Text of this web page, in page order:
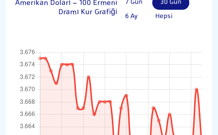
Amerikan Doları - 100 Ermeni
Dramı Kur Grafiği
7 Gün
30 Gün
6 Ay
Hepsi